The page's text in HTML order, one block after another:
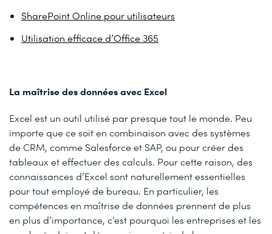
SharePoint Online pour utilisateurs
Utilisation efficace d’Office 365
La maîtrise des données avec Excel
Excel est un outil utilisé par presque tout le monde. Peu
importe que ce soit en combinaison avec des systèmes
de CRM, comme Salesforce et SAP, ou pour créer des
tableaux et effectuer des calculs. Pour cette raison, des
connaissances d’Excel sont naturellement essentielles
pour tout employé de bureau. En particulier, les
compétences en maîtrise de données prennent de plus
en plus d’importance, c’est pourquoi les entreprises et les